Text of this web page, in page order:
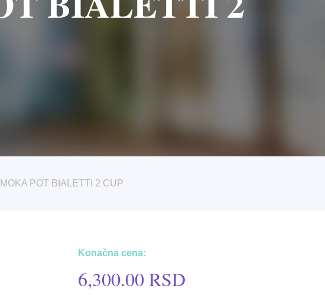
POT BIALETTI 2 CUP
Konačna cena:
6,300.00 RSD